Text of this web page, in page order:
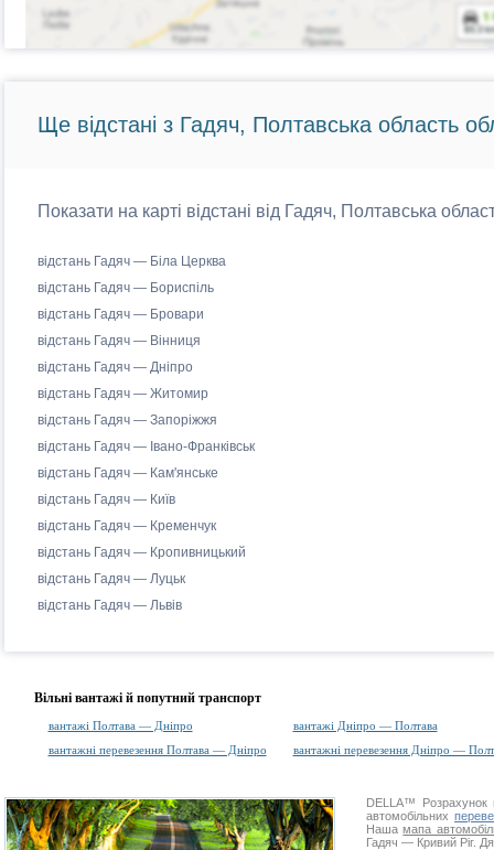
Ще відстані з Гадяч, Полтавська область
Показати на карті відстані від Гадяч, Полтавська
відстань Гадяч — Біла Церква
відстань Гадяч — Бориспіль
відстань Гадяч — Бровари
відстань Гадяч — Вінниця
відстань Гадяч — Дніпро
відстань Гадяч — Житомир
відстань Гадяч — Запоріжжя
відстань Гадяч — Івано-Франківськ
відстань Гадяч — Кам'янське
відстань Гадяч — Київ
відстань Гадяч — Кременчук
відстань Гадяч — Кропивницький
відстань Гадяч — Луцьк
відстань Гадяч — Львів
Вільні вантажі й попутний транспорт
вантажі Полтава — Дніпро
вантажі Дніпро — Полтава
вантажні перевезення Полтава — Дніпро
вантажні перевезення Дніпро —
DELLA™
Розрахунок
автомобільних
Нашамапа
Гадяч — Кривий Ріг.